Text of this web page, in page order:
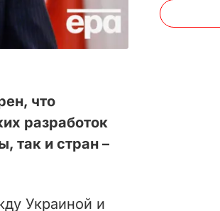
что
разработок
так и стран –
Украиной и